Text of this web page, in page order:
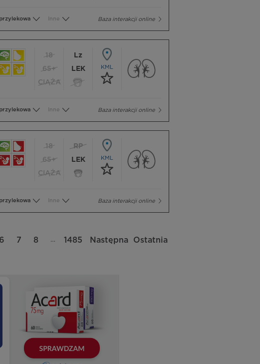
Baza interakcji online
Inne
18
65+
CIĄŻA
Lz
LEK
KML
Baza interakcji online
Inne
18
65+
CIĄŻA
RP
LEK
KML
Baza interakcji online
Inne
6 7 8 … 1485 Następna Ostatnia